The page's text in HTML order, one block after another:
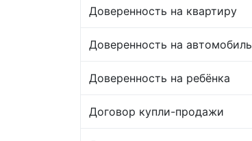
Доверенность на квартиру
Доверенность на автомобиль
Доверенность на ребёнка
Договор купли-продажи